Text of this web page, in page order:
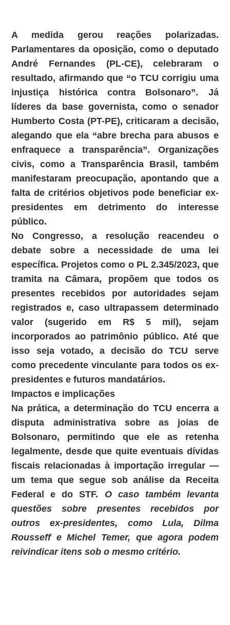
A medida gerou reações polarizadas.
Parlamentares da oposição, como o deputado
André Fernandes (PL-CE), celebraram o
resultado, afirmando que “o TCU corrigiu uma
injustiça histórica contra Bolsonaro”. Já
líderes da base governista, como o senador
Humberto Costa (PT-PE), criticaram a decisão,
alegando que ela “abre brecha para abusos e
enfraquece a transparência”. Organizações
civis, como a Transparência Brasil, também
manifestaram preocupação, apontando que a
falta de critérios objetivos pode beneficiar ex-
presidentes em detrimento do interesse
público.
No Congresso, a resolução reacendeu o
debate sobre a necessidade de uma lei
específica. Projetos como o PL 2.345/2023, que
tramita na Câmara, propõem que todos os
presentes recebidos por autoridades sejam
registrados e, caso ultrapassem determinado
valor (sugerido em R$ 5 mil), sejam
incorporados ao patrimônio público. Até que
isso seja votado, a decisão do TCU serve
como precedente vinculante para todos os ex-
presidentes e futuros mandatários.
Impactos e implicações
Na prática, a determinação do TCU encerra a
disputa administrativa sobre as joias de
Bolsonaro, permitindo que ele as retenha
legalmente, desde que quite eventuais dívidas
fiscais relacionadas à importação irregular —
um tema que segue sob análise da Receita
Federal e do STF. O caso também levanta
questões sobre presentes recebidos por
outros ex-presidentes, como Lula, Dilma
Rousseff e Michel Temer, que agora podem
reivindicar itens sob o mesmo critério.